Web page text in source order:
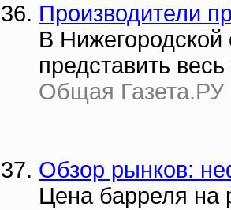
Производители
В Нижегородской
представить
Общая Газета.РУ
Обзор рынков:
Цена барреля на